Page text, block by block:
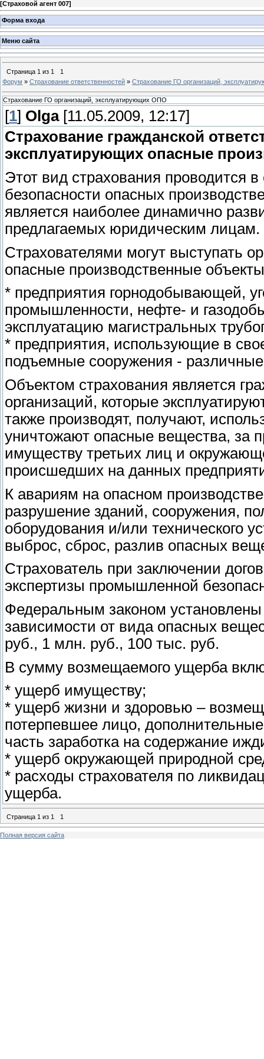
[Страховой агент 007]
Форма входа
Меню сайта
Страница 1 из 1
1
Форум » Страхование ответственностей » Страхование ГО организаций,
Страхование ГО организаций, эксплуатирующих ОПО
[1] Olga[11.05.2009, 12:17]
Страхование гражданской
эксплуатирующих опасные
Этот вид страхования проводится
безопасности опасных
является наиболее динамично
предлагаемых юридическим лицам.
Страхователями могут выступать
опасные производственные
* предприятия горнодобывающей,
промышленности, нефте- и
эксплуатацию магистральных
* предприятия, использующие в
подъемные сооружения -
Объектом страхования является
организаций, которые
также производят, получают,
уничтожают опасные вещества, за
имуществу третьих лиц и
происшедших на данных
К авариям на опасном
разрушение зданий, сооружения,
оборудования и/или технического
выброс, сброс, разлив опасных
Страхователь при заключении
экспертизы промышленной
Федеральным законом
зависимости от вида опасных
руб., 1 млн. руб., 100 тыс. руб.
В сумму возмещаемого ущерба
* ущерб имуществу;
* ущерб жизни и здоровью –
потерпевшее лицо,
часть заработка на содержание
* ущерб окружающей природной
* расходы страхователя по
ущерба.
Страница 1 из 1 1
Полная версия сайта